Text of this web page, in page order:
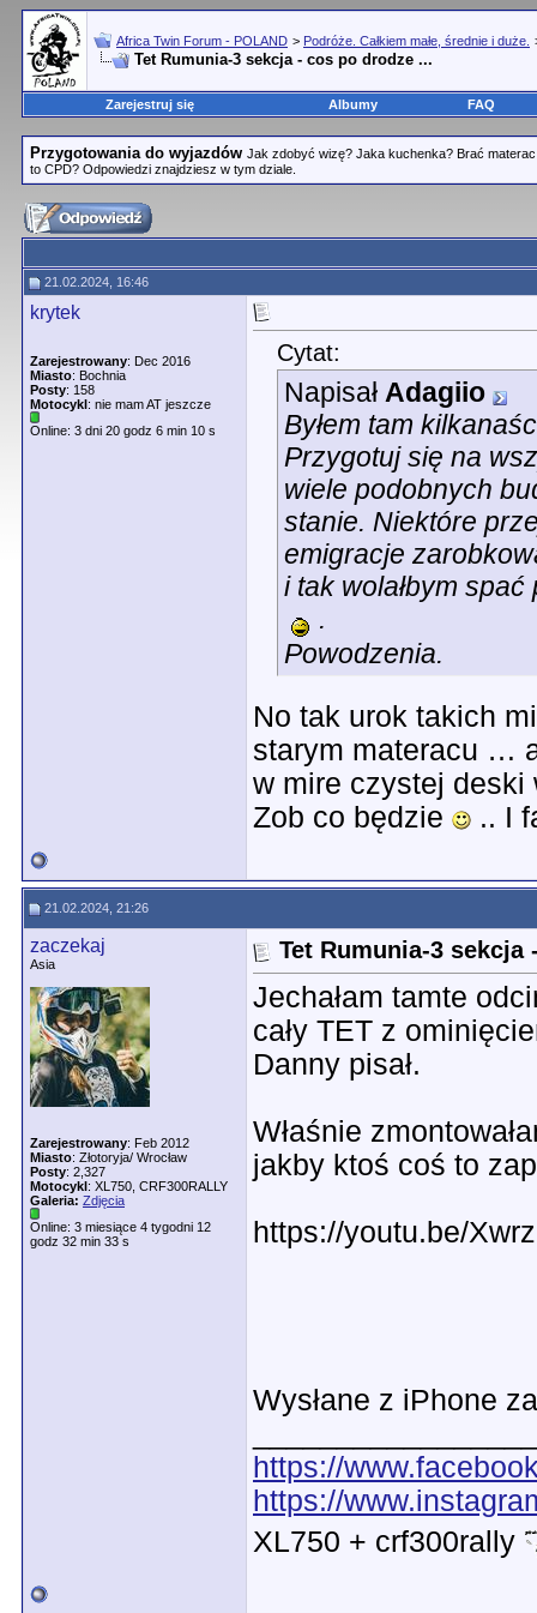
Africa Twin Forum - POLAND > Podróże. Całkiem małe, średnie i duże.
Tet Rumunia-3 sekcja - cos po drodze ...
Zarejestruj się Albumy FAQ
Przygotowania do wyjazdów Jak zdobyć wizę? Jaka kuchenka? Brać
to CPD? Odpowiedzi znajdziesz w tym dziale.
21.02.2024, 16:46
krytek
Zarejestrowany: Dec 2016
Miasto: Bochnia
Posty: 158
Motocykl: nie mam AT jeszcze
Online: 3 dni 20 godz 6 min 10 s
Cytat:
Napisał Adagiio
Byłem tam
Przygotuj się na
wiele podobnych
stanie. Niektóre
emigracje
i tak wolałbym
.
Powodzenia.
No tak urok takich
starym materacu …
w mire czystej deski
Zob co będzie
.. I
21.02.2024, 21:26
zaczekaj
Asia
Zarejestrowany: Feb 2012
Miasto: Złotoryja/ Wrocław
Posty: 2,327
Motocykl: XL750, CRF300RALLY
Galeria: Zdjęcia
Online: 3 miesiące 4 tygodni 12
godz 32 min 33 s
Tet Rumunia-3 sekcja
Jechałam tamte
cały TET z
Danny pisał.
Właśnie
jakby ktoś coś to
https://youtu.be/
Wysłane z iPhone
https://
https://
XL750 + crf300rally